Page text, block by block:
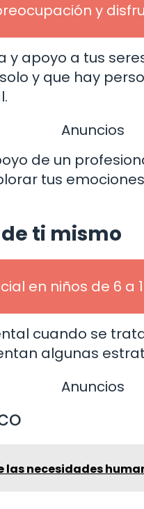
y
y apoyo a tus
y que hay
Anuncios
de un
tus
ti mismo
en niños de 6 a
cuando se
algunas
Anuncios
las necesidades